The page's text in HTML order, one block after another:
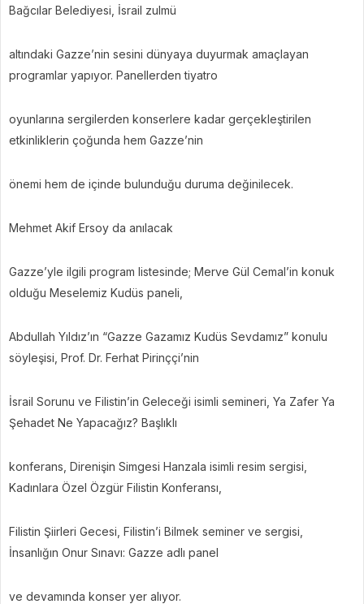
Bağcılar Belediyesi, İsrail zulmü
altındaki Gazze’nin sesini dünyaya duyurmak amaçlayan
programlar yapıyor. Panellerden tiyatro
oyunlarına sergilerden konserlere kadar gerçekleştirilen
etkinliklerin çoğunda hem Gazze’nin
önemi hem de içinde bulunduğu duruma değinilecek.
Mehmet Akif Ersoy da anılacak
Gazze’yle ilgili program listesinde; Merve Gül Cemal’in konuk
olduğu Meselemiz Kudüs paneli,
Abdullah Yıldız’ın “Gazze Gazamız Kudüs Sevdamız” konulu
söyleşisi, Prof. Dr. Ferhat Pirinççi’nin
İsrail Sorunu ve Filistin’in Geleceği isimli semineri, Ya Zafer Ya
Şehadet Ne Yapacağız? Başlıklı
konferans, Direnişin Simgesi Hanzala isimli resim sergisi,
Kadınlara Özel Özgür Filistin Konferansı,
Filistin Şiirleri Gecesi, Filistin’i Bilmek seminer ve sergisi,
İnsanlığın Onur Sınavı: Gazze adlı panel
ve devamında konser yer alıyor.